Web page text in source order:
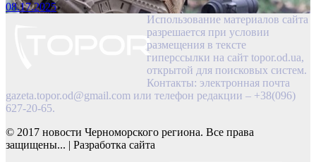
08.17.2025
Использование материалов сайта
разрешается при условии
размещения в тексте
гиперссылки на сайт topor.od.ua,
открытой для поисковых систем.
Контакты: электронная почта
gazeta.topor.od@gmail.com или телефон редакции – +38(096)
627-20-65.
© 2017 новости Черноморского региона. Все права
защищены...
Разработка сайта